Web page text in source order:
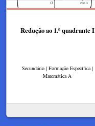
Redução ao 1.º quadrante I
Secundário | Formação Específica |
Matemática A